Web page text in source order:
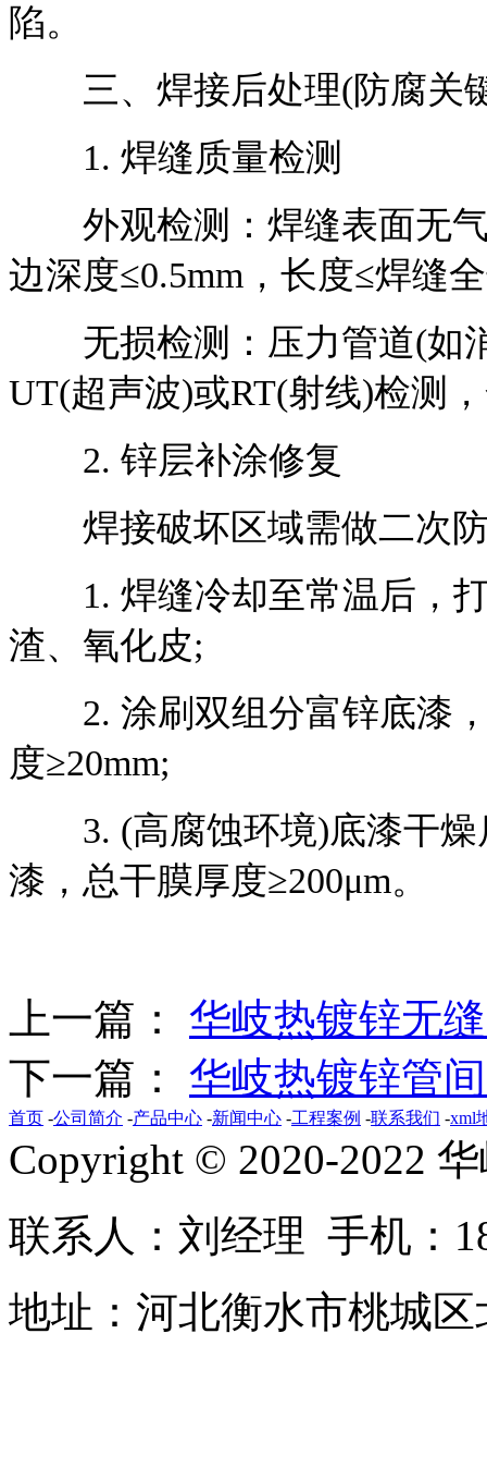
陷。
三、焊接后处理(防腐关
1. 焊缝质量检测
外观检测：焊缝表面无气
边深度≤0.5mm，长度≤焊缝
无损检测：压力管道(如
UT(超声波)或RT(射线)检测
2. 锌层补涂修复
焊接破坏区域需做二次防
1. 焊缝冷却至常温后，打
渣、氧化皮;
2. 涂刷双组分富锌底漆，
度≥20mm;
3. (高腐蚀环境)底漆干燥
漆，总干膜厚度≥200μm。
上一篇： 华岐热镀锌无
下一篇： 华岐热镀锌管
首页 -公司简介 -产品中心 -新闻中心 -工程案例 -联系我们 -xml
Copyright © 2020-2022
联系人：刘经理 手机：
地址：河北衡水市桃城